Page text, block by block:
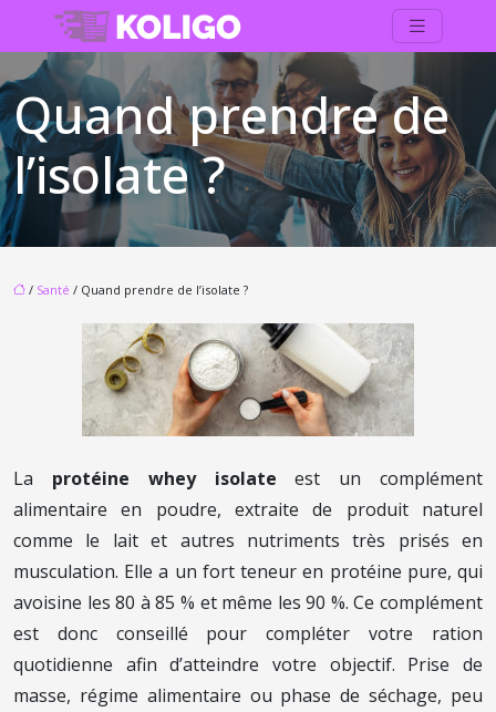
Quand prendre de
l’isolate ?
/ Santé / Quand prendre de l’isolate ?
La protéine whey isolate est un complément
alimentaire en poudre, extraite de produit naturel
comme le lait et autres nutriments très prisés en
musculation. Elle a un fort teneur en protéine pure, qui
avoisine les 80 à 85 % et même les 90 %. Ce complément
est donc conseillé pour compléter votre ration
quotidienne afin d’atteindre votre objectif. Prise de
masse, régime alimentaire ou phase de séchage, peu